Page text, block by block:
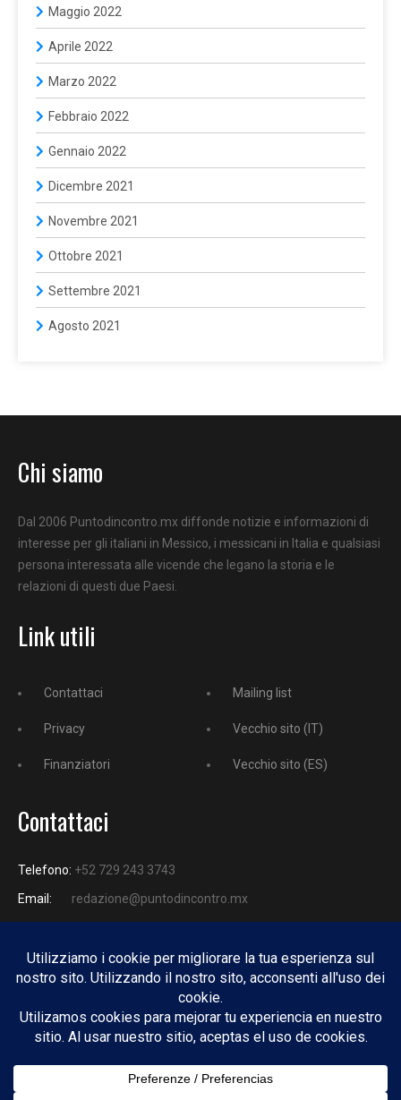
Maggio 2022
Aprile 2022
Marzo 2022
Febbraio 2022
Gennaio 2022
Dicembre 2021
Novembre 2021
Ottobre 2021
Settembre 2021
Agosto 2021
Chi siamo
Dal 2006 Puntodincontro.mx diffonde notizie e informazioni di
interesse per gli italiani in Messico, i messicani in Italia e qualsiasi
persona interessata alle vicende che legano la storia e le
relazioni di questi due Paesi.
Link utili
Contattaci
Privacy
Finanziatori
Mailing list
Vecchio sito (IT)
Vecchio sito (ES)
Contattaci
Telefono: +52 729 243 3743
Email:
redazione@puntodincontro.mx
PUNTODINCONTRO